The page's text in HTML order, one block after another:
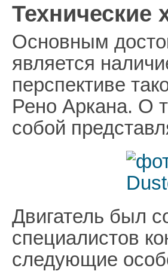
Технические
Основным
является
перспективе
Рено Аркана. О
собой
Двигатель был
специалистов
следующие